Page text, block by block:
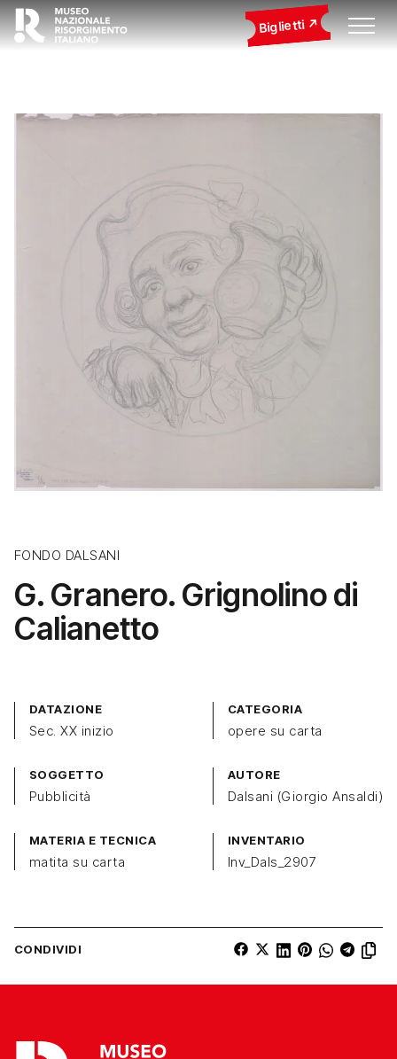
Biglietti
FONDO DALSANI
G. Granero. Grignolino di
Calianetto
DATAZIONE
Sec. XX inizio
CATEGORIA
opere su carta
SOGGETTO
Pubblicità
AUTORE
Dalsani (Giorgio Ansaldi)
MATERIA E TECNICA
matita su carta
INVENTARIO
Inv_Dals_2907
CONDIVIDI